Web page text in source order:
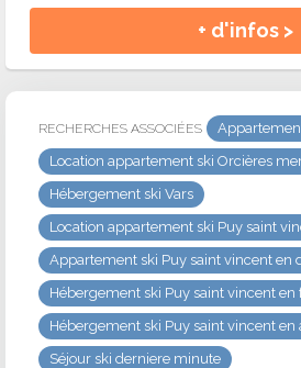
+ d'infos >
RECHERCHES ASSOCIÉES
Location appartement ski Orcières
Hébergement ski Vars
Location appartement ski Puy saint
Appartement ski Puy saint vincent en
Hébergement ski Puy saint vincent en
Hébergement ski Puy saint vincent en
Séjour ski derniere minute